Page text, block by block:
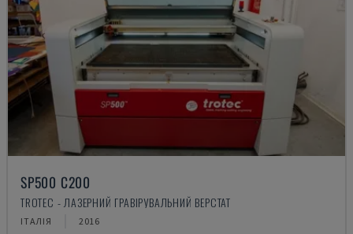
SP500 C200
TROTEC - ЛАЗЕРНИЙ ГРАВІРУВАЛЬНИЙ ВЕРСТАТ
ІТАЛІЯ 2016